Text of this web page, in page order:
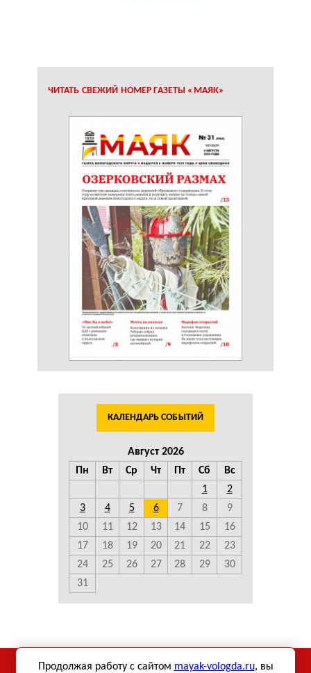
ЧИТАТЬ СВЕЖИЙ НОМЕР ГАЗЕТЫ «МАЯК»
КАЛЕНДАРЬ СОБЫТИЙ
Август 2026
Пн
Вт Ср Чт Пт Сб
Вс
1
2
3
4 5 6 7 8
9
10
11 12 13 14 15
16
17
18 19 20 21 22
23
24
25 26 27 28 29
30
31
Использование материалов сетевого издания «Маяк-
Продолжая работу с сайтом mayak-vologda.ru, вы